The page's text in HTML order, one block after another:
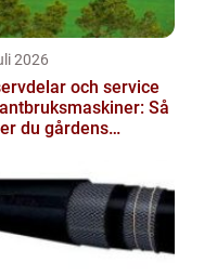
2026
och service
Så
du gårdens